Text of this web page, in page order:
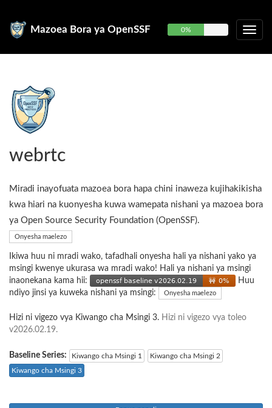
Mazoea Bora ya OpenSSF 0%
webrtc
Miradi inayofuata mazoea bora hapa chini inaweza kujihakikisha
kwa hiari na kuonyesha kuwa wamepata nishani ya mazoea bora
ya Open Source Security Foundation (OpenSSF).
Onyesha maelezo
Ikiwa huu ni mradi wako, tafadhali onyesha hali ya nishani yako ya
msingi kwenye ukurasa wa mradi wako! Hali ya nishani ya msingi
inaonekana kama hii:
Huu
ndiyo jinsi ya kuweka nishani ya msingi:
Onyesha maelezo
Hizi ni vigezo vya Kiwango cha Msingi 3. Hizi ni vigezo vya toleo
v2026.02.19.
Baseline Series: Kiwango cha Msingi 1
Kiwango cha Msingi 2
Kiwango cha Msingi 3